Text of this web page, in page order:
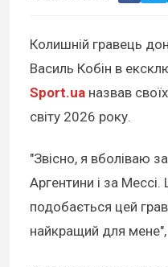
Колишній гравець
Василь Кобін в
Sport.ua назвав
світу 2026 року.
"Звісно, я вболіваю
Аргентини і за
подобається цей
найкращий для мене",